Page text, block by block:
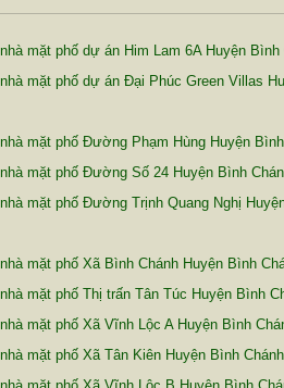
mặt phố dự án Him Lam 6A Huyện
mặt phố dự án Đại Phúc Green Villas
mặt phố Đường Phạm Hùng Huyện
mặt phố Đường Số 24 Huyện Bình
mặt phố Đường Trịnh Quang Nghị
mặt phố Xã Bình Chánh Huyện Bình
mặt phố Thị trấn Tân Túc Huyện Bình
mặt phố Xã Vĩnh Lộc A Huyện Bình
mặt phố Xã Tân Kiên Huyện Bình